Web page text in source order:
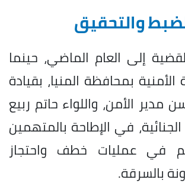
والتحقيق
إلى العام الماضي، حينما
بمحافظة المنيا، بقيادة
مدير الأمن، واللواء حاتم ربيع
في الإطاحة بالمتهمين
في عمليات خطف واحتجاز
بالسرقة.